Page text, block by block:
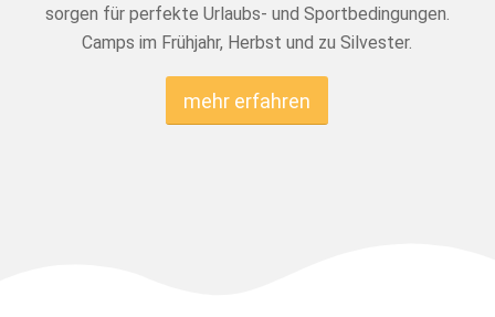
sorgen für perfekte Urlaubs- und Sportbedingungen.
Camps im Frühjahr, Herbst und zu Silvester.
mehr erfahren